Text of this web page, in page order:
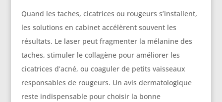
Quand les taches, cicatrices ou rougeurs s’installent,
les solutions en cabinet accélèrent souvent les
résultats. Le laser peut fragmenter la mélanine des
taches, stimuler le collagène pour améliorer les
cicatrices d’acné, ou coaguler de petits vaisseaux
responsables de rougeurs. Un avis dermatologique
reste indispensable pour choisir la bonne